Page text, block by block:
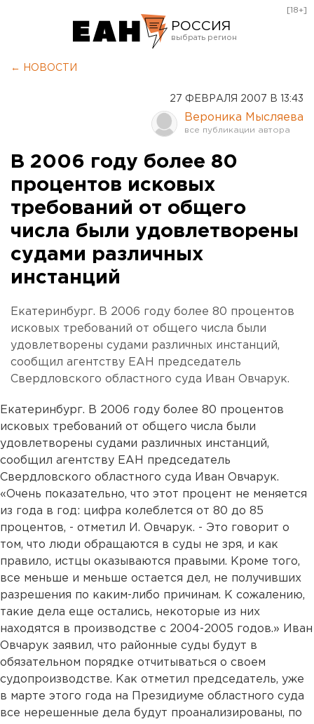
РОССИЯ
Оренбург
[18+]
← НОВОСТИ
27 ФЕВРАЛЯ 2007 В 13:43
Вероника Мысляева
В 2006 году более 80
процентов исковых
требований от общего
числа были удовлетворены
судами различных
инстанций
Екатеринбург. В 2006 году более 80 процентов
исковых требований от общего числа были
удовлетворены судами различных инстанций,
сообщил агентству ЕАН председатель
Свердловского областного суда Иван Овчарук.
Екатеринбург. В 2006 году более 80 процентов
исковых требований от общего числа были
удовлетворены судами различных инстанций,
сообщил агентству ЕАН председатель
Свердловского областного суда Иван Овчарук.
«Очень показательно, что этот процент не меняется
из года в год: цифра колеблется от 80 до 85
процентов, - отметил И. Овчарук. - Это говорит о
том, что люди обращаются в суды не зря, и как
правило, истцы оказываются правыми. Кроме того,
все меньше и меньше остается дел, не получивших
разрешения по каким-либо причинам. К сожалению,
такие дела еще остались, некоторые из них
находятся в производстве с 2004-2005 годов.» Иван
Овчарук заявил, что районные суды будут в
обязательном порядке отчитываться о своем
судопроизводстве. Как отметил председатель, уже
в марте этого года на Президиуме областного суда
все нерешенные дела будут проанализированы, по